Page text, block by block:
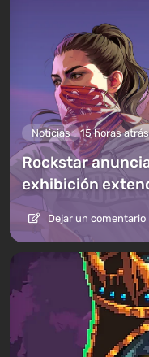
Noticias 15 horas atrás
Rockstar
exhibición
Dejar un comentario